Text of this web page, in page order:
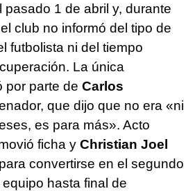
pasado 1 de abril y, durante
club no informó del tipo de
futbolista ni del tiempo
La única
por parte de Carlos
que dijo que no era «ni
es para más». Acto
ficha y Christian Joel
convertirse en el segundo
hasta final de